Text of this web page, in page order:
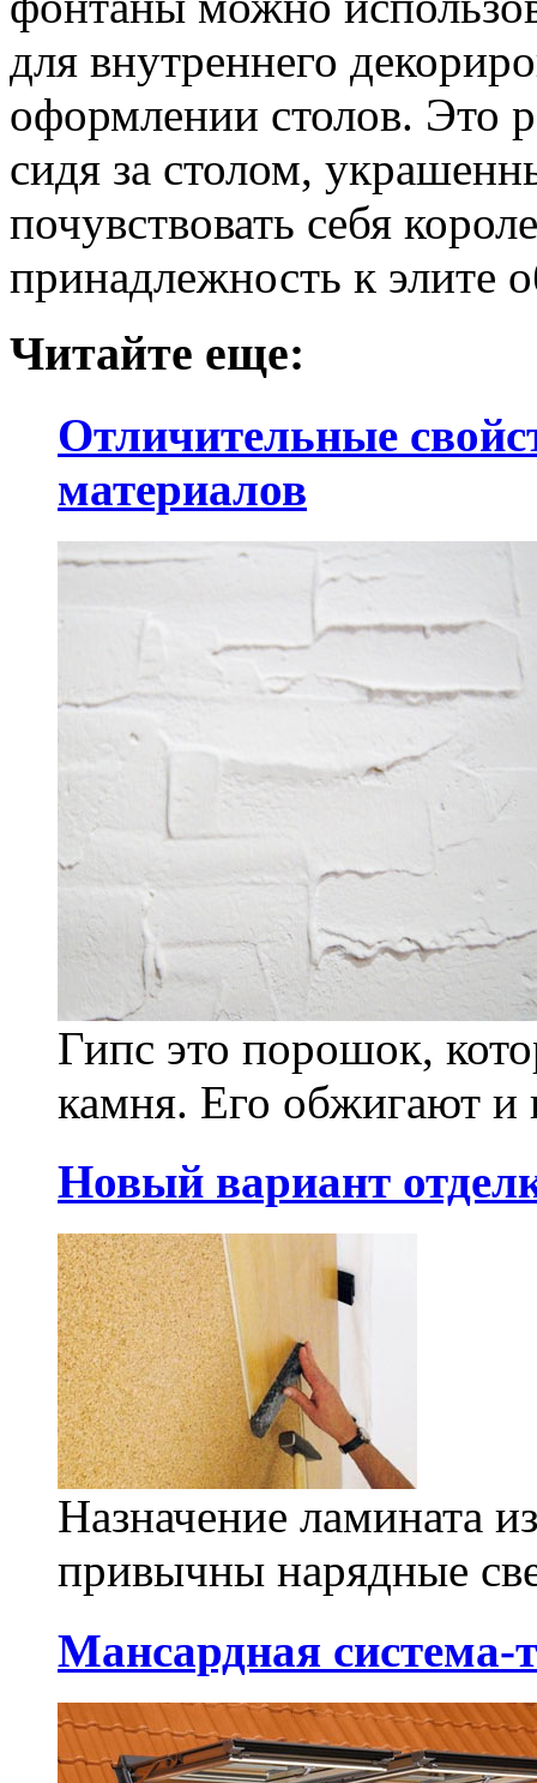
для внутреннего
оформлении столов. Это
сидя за столом,
почувствовать себя
принадлежность к элите
Читайте еще:
Отличительные
материалов
Гипс это порошок,
камня. Его обжигают и
Новый вариант
Назначение ламината
привычны нарядные
Мансардная система-